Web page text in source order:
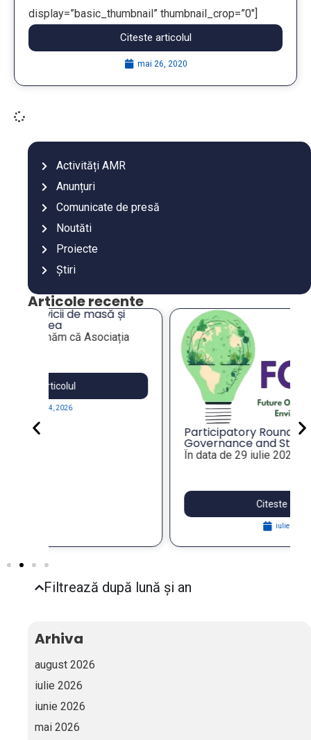
display=”basic_thumbnail” thumbnail_crop=”0″]
...
Citeste articolul
mai 26, 2020
Activități AMR
Anunțuri
Comunicate de presă
Noutăti
Proiecte
Știri
Articole recente
Participatory Roundtable on Local
Governance and Strategic Foresight
for Resilient Public Policies, within the
În data de 29 iulie 2026, Asociația...
Filtrează după lună și an
Arhiva
august 2026
iulie 2026
iunie 2026
mai 2026